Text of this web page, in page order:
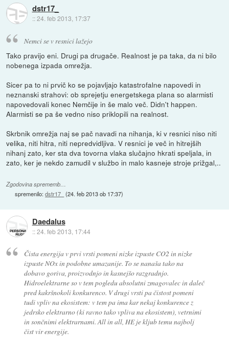
dstr17_
::24. feb 2013, 17:37
Nemci se v resnici lažejo
Tako pravijo eni. Drugi pa drugače. Realnost je pa taka, da ni bilo
nobenega izpada omrežja.
Sicer pa to ni prvič ko se pojavljajo katastrofalne napovedi in
neznanski strahovi: ob sprejetju energetskega plana so alarmisti
napovedovali konec Nemčije in še malo več. Didn't happen.
Alarmisti se pa še vedno niso priklopili na realnost.
Skrbnik omrežja naj se pač navadi na nihanja, ki v resnici niso niti
velika, niti hitra, niti nepredvidljiva. V resnici je več in hitrejših
nihanj zato, ker sta dva tovorna vlaka slučajno hkrati speljala, in
zato, ker je nekdo zamudil v službo in malo kasneje stroje prižgal,..
Zgodovina sprememb…
spremenilo:dstr17_ (24. feb 2013 ob 17:37)
Daedalus
::24. feb 2013, 17:44
Čista energija v prvi vrsti pomeni nizke izpuste CO2 in nizke
izpuste NOx in podobne umazanije. To se nanaša tako na
dobavo goriva, proizvodnjo in kasnejšo razgradnjo.
Hidroelektrarne so v tem pogledu absolutni zmagovalec in daleč
pred kakršnokoli konkurenco. V drugi vrsti pa čistost pomeni
tudi vpliv na ekosistem: v tem pa ima kar nekaj konkurence z
jedrsko elektrarno (ki ravno tako vpliva na ekosistem), vetrnimi
in sončnimi elektrarnami. All in all, HE je kljub temu najbolj
čist vir energije.